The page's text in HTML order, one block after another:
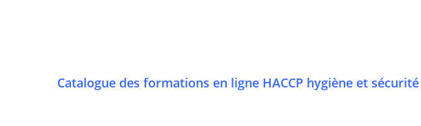
Catalogue des formations en ligne HACCP hygiène et